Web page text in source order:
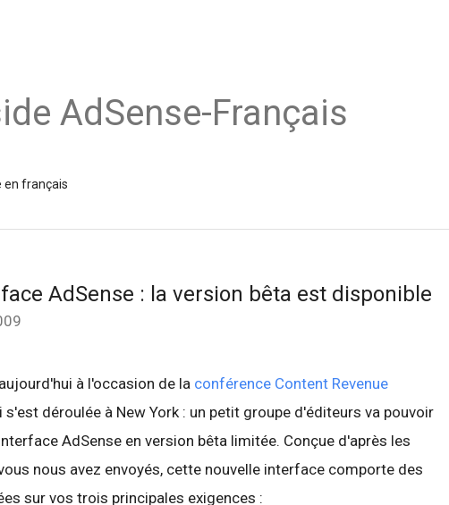
AdSense-Français
en français
AdSense : la version bêta est disponible
à l'occasion de la conférence Content Revenue
s'est déroulée à New York : un petit groupe d'éditeurs va pouvoir
AdSense en version bêta limitée. Conçue d'après les
nous avez envoyés, cette nouvelle interface comporte des
sur vos trois principales exigences :